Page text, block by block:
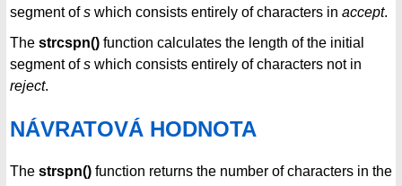
segment ofs which consists entirely of characters in accept.
The strcspn() function calculates the length of the initial
segment ofs which consists entirely of characters not in
reject.
NÁVRATOVÁ HODNOTA
The strspn() function returns the number of characters in the